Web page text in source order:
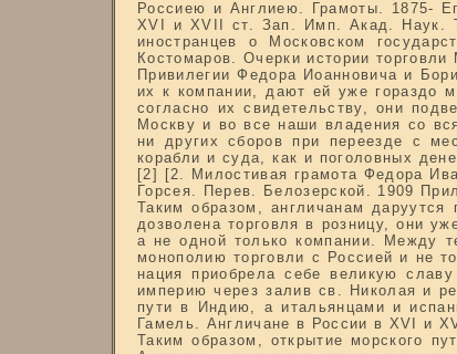
Россиею и Англиею. Грамоты. 1875-
XVI и XVII ст. Зап. Имп. Акад. Наук.
иностранцев о Московском
Костомаров. Очерки истории
Привилегии Федора Иоанновича и
их к компании, дают ей уже гораздо
согласно их свидетельству, они
Москву и во все наши владения со
ни других сборов при переезде с
корабли и суда, как и поголовных
[2] [2. Милостивая грамота Федора
Горсея. Перев. Белозерской. 1909
Таким образом, англичанам
дозволена торговля в розницу, они
а не одной только компании. Между
монополию торговли с Россией и не
нация приобрела себе великую
империю через залив св. Николая и
пути в Индию, а итальянцами и
Гамель. Англичане в России в XVI и
Таким образом, открытие морского